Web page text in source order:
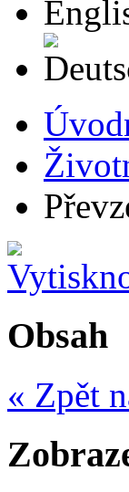
Obsah
« Zpět